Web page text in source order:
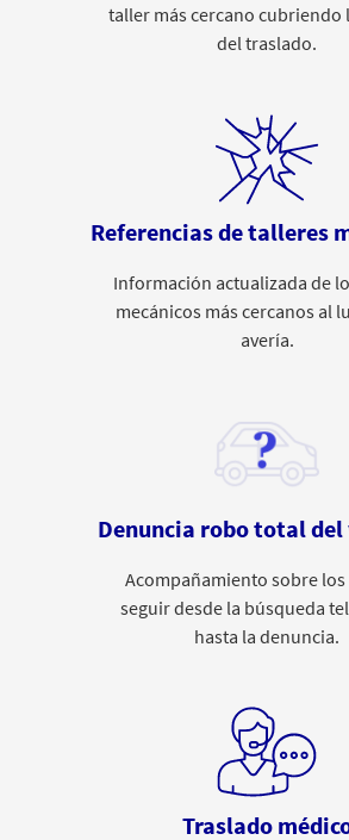
taller más cercano cubriendo
del traslado.
Referencias de talleres
Información actualizada de
mecánicos más cercanos al
avería.
Denuncia robo total
Acompañamiento sobre los
seguir desde la búsqueda
hasta la denuncia.
Traslado